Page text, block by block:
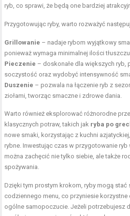
ryb, co sprawi, że będą one bardziej
Przygotowując ryby, warto rozważyć
Grillowanie – nadaje rybom wyjątkowy
ponieważ wymaga minimalnej ilości tłuszczu.
Pieczenie – doskonałe dla większych ryb,
soczystość oraz wydobyć intensywność
Duszenie – pozwala na łączenie ryb z
ziołami, tworząc smaczne i zdrowe dania.
Warto również eksplorować różnorodne
klasycznych potraw, takich jak ryba po
nowe smaki, korzystając z kuchni
rybne. Inwestując czas w przygotowanie ryb
można zachęcić nie tylko siebie, ale także
spożywania.
Dzięki tym prostym krokom, ryby mogą stać
codziennego menu, co przyniesie
ogólne samopoczucie. Jeżeli potrzebujesz